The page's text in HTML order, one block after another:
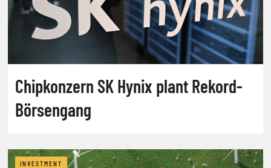
Chipkonzern SK Hynix plant Rekord-
Börsengang
INVESTMENT